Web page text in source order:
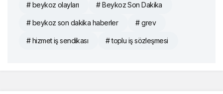
# beykoz olayları # Beykoz Son Dakika
# beykoz son dakika haberler # grev
# hizmet iş sendikası # toplu iş sözleşmesi